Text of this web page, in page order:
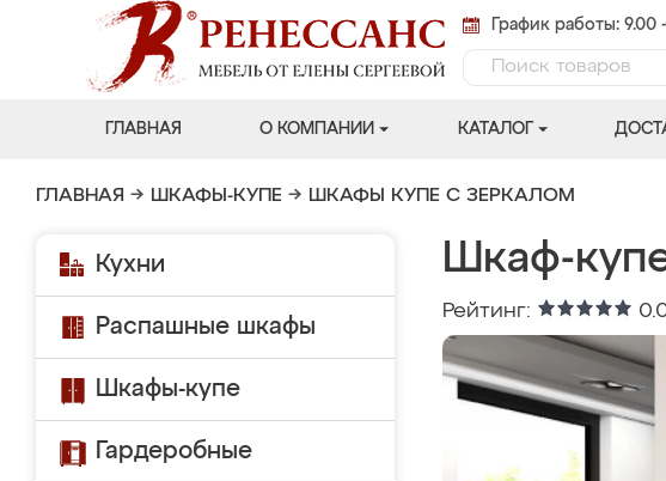
График работы: 9.00
ГЛАВНАЯ О КОМПАНИИ КАТАЛОГ
ГЛАВНАЯ → ШКАФЫ-КУПЕ → ШКАФЫ КУПЕ С ЗЕРКАЛОМ
Кухни
Распашные шкафы
Шкафы-купе
Гардеробные
Шкаф-
Рейтинг: